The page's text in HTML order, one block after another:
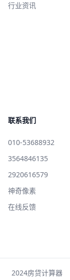
行业资讯
联系我们
010-53688932
3564846135
2920616579
神奇像素
在线反馈
2024房贷计算器